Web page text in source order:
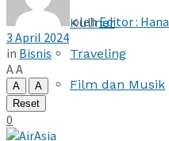
Kuliner
Traveling
Film dan Musik
olehEditor : Hana
3 April 2024
in Bisnis
AA
A
A
Reset
0